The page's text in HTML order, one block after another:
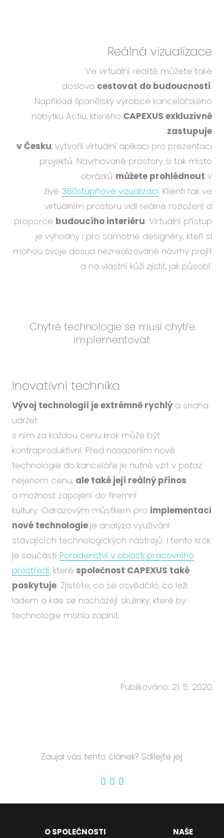
Reálná vizualizace
Ve virtuální realitě můžete také
doslova cestovat do budoucnosti.
Například španělský výrobce kancelářského
nábytku Actiu, kterého CAPEXUS exkluzivně
zastupuje
v Česku, vytvořil virtuální aplikaci pro prezentaci
projektů. Navrhované prostory si tak místo
obrázků můžete prohlédnout v
živé 360stupňové vizualizaci. Klienti tak ve
virtuálním prostoru vidí reálné rozložení a
proporce budoucího interiéru. Virtuální přístup
je výhodný i pro samotné designéry, kteří si
mohou svoje dosud nezrealizované návrhy projít
a na vlastní kůži zjistit, jak působí.
Chytré technologie se musí chytře
implementovat
Inovativní technika
Vývoj technologií je extrémně rychlýa snaha
udržet
s ním za každou cenu krok může být
kontraproduktivní. Před nasazením nové
technologie do kanceláře je nutné vzít v potaz
nejenom cenu, ale také její reálný přínos
a možnost zapojení do firemní
kultury. Odrazovým můstkem pro implementaci
nové technologie je analýza využívání
stávajících technologických nástrojů. I tento krok
je součástí Poradenství v oblasti pracovního
prostředí, které společnost CAPEXUS také
poskytuje. Zjistěte, co se osvědčilo, co leží
ladem a kde se nacházejí skulinky, které by
technologie mohla zaplnit.
Publikováno: 21. 5. 2020
Zaujal vás tento článek? Sdílejte jej.
O SPOLEČNOSTI
NAŠE